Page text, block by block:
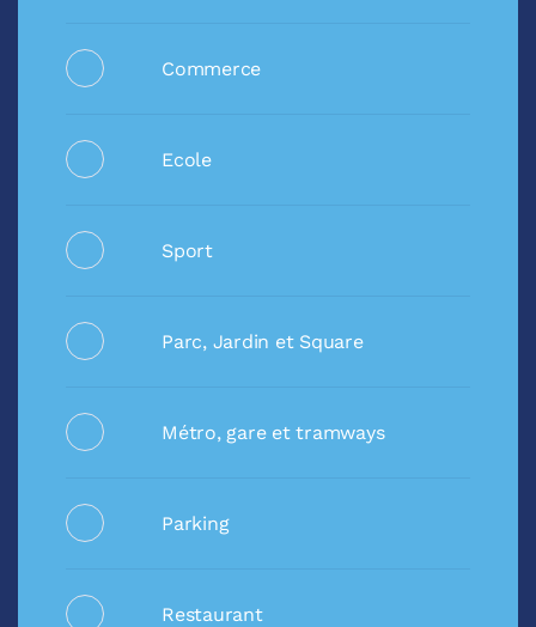
Commerce
Ecole
Sport
Parc, Jardin et Square
Métro, gare et tramways
Parking
Restaurant